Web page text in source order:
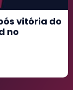
vitória do
no